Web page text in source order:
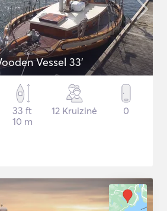
Vessel 33'
33 ft
10 m
12 Kruizinė 0